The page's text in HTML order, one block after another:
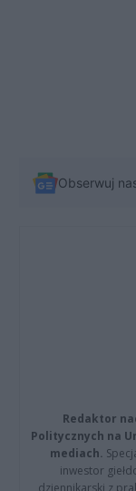
Obserwuj
Redaktor
Politycznych na
mediach.
inwestor
dziennikarski z